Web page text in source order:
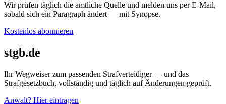
Wir prüfen täglich die amtliche Quelle und melden uns per E-Mail,
sobald sich ein Paragraph ändert — mit Synopse.
Kostenlos abonnieren
stgb.de
Ihr Wegweiser zum passenden Strafverteidiger — und das
Strafgesetzbuch, vollständig und täglich auf Änderungen geprüft.
Anwalt? Hier eintragen